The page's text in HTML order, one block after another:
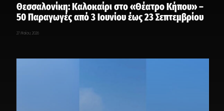
Θεσσαλονίκη: Καλοκαίρι στο «Θέατρο Κήπου» –
50 Παραγωγές από 3 Ιουνίου έως 23 Σεπτεμβρίου
27 Μαΐου, 2026